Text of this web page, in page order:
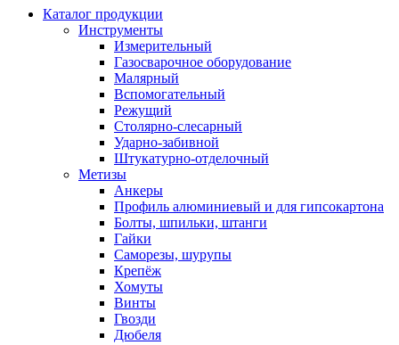
Каталог продукции
Инструменты
Измерительный
Газосварочное оборудование
Малярный
Вспомогательный
Режущий
Столярно-слесарный
Ударно-забивной
Штукатурно-отделочный
Метизы
Анкеры
Профиль алюминиевый и для гипсокартона
Болты, шпильки, штанги
Гайки
Саморезы, шурупы
Крепёж
Хомуты
Винты
Гвозди
Дюбеля